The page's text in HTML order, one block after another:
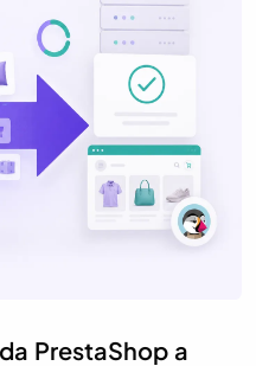
PrestaShop a